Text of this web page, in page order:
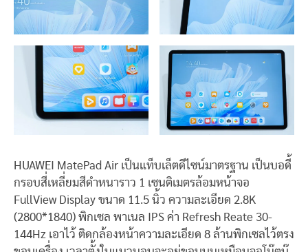
HUAWEI MatePad Air เป็นแท็บเล็ตดีไซน์มาตรฐาน เป็นบอดี้
กรอบสี่เหลี่ยมสีดำหนาราว 1 เซนติเมตรล้อมหน้าจอ
FullView Display ขนาด 11.5 นิ้ว ความละเอียด 2.8K
(2800*1840) พิกเซล พาเนล IPS ค่า Refresh Reate 30-
144Hz เอาไว้ ติดกล้องหน้าความละเอียด 8 ล้านพิกเซลไว้ตรง